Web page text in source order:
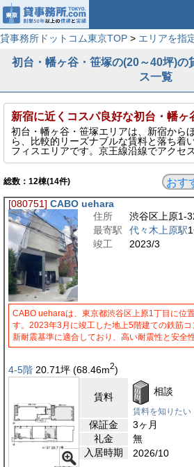
貸事務所ドットコム東京TOP > エリアを指
初台・幡ヶ谷・笹塚の(20～40坪)の
ス一覧
新宿に近くコスパ良好な初台・幡ヶ
初台・幡ヶ谷・笹塚エリアは、新宿から
ら、比較的リーズナブルな賃料と落ち着
フィスエリアです。京王線沿線でアクセ
面への移動もスムーズ。中小規模のオフ
いるため静かな環境が保たれており、業
長です。コストと利便性を重視したい
このページでは、そんな初台・幡ヶ谷・
貸事務所を表示しています。
総数： 12棟(14件)
[080751] CABO uehara
住所
渋谷区上原1-
最寄駅
代々木上原駅
竣工
2023/3
CABO ueharaは、東京都渋谷区上原1丁目に位
す。2023年3月に竣工した地上5階建ての鉄筋コ
新耐震基準に適合しており、高い耐震性と安全
4-5階 20.71坪 (68.46m2)
賃料 相談
賃料を知りたい
保証金
3ヶ月
礼金
無
入居時期
2026/10